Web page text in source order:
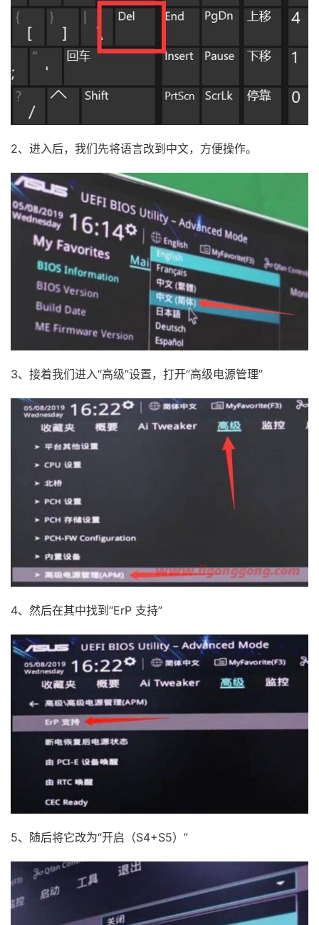
2、进入后，我们先将语言改到中文，方便操作。
3、接着我们进入“高级”设置，打开“高级电源管理”
4、然后在其中找到“ErP 支持”
5、随后将它改为“开启（S4+S5）”